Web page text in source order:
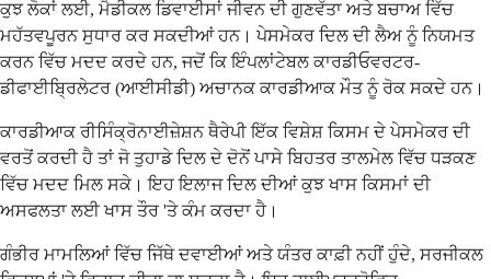
ਕੁਝ ਲੋਕਾਂ ਲਈ, ਮੈਡੀਕਲ ਡਿਵਾਈਸਾਂ ਜੀਵਨ ਦੀ ਗੁਣਵੱਤਾ ਅਤੇ ਬਚਾਅ ਵਿੱਚ
ਮਹੱਤਵਪੂਰਨ ਸੁਧਾਰ ਕਰ ਸਕਦੀਆਂ ਹਨ। ਪੇਸਮੇਕਰ ਦਿਲ ਦੀ ਲੈਅ ਨੂੰ ਨਿਯਮਤ
ਕਰਨ ਵਿੱਚ ਮਦਦ ਕਰਦੇ ਹਨ, ਜਦੋਂ ਕਿ ਇੰਪਲਾਂਟੇਬਲ ਕਾਰਡੀਓਵਰਟਰ-
ਡੀਫਾਈਬ੍ਰਿਲੇਟਰ (ਆਈਸੀਡੀ) ਅਚਾਨਕ ਕਾਰਡੀਆਕ ਮੌਤ ਨੂੰ ਰੋਕ ਸਕਦੇ ਹਨ।
ਕਾਰਡੀਆਕ ਰੀਸਿੰਕ੍ਰੋਨਾਈਜ਼ੇਸ਼ਨ ਥੈਰੇਪੀ ਇੱਕ ਵਿਸ਼ੇਸ਼ ਕਿਸਮ ਦੇ ਪੇਸਮੇਕਰ ਦੀ
ਵਰਤੋਂ ਕਰਦੀ ਹੈ ਤਾਂ ਜੋ ਤੁਹਾਡੇ ਦਿਲ ਦੇ ਦੋਨੋਂ ਪਾਸੇ ਬਿਹਤਰ ਤਾਲਮੇਲ ਵਿੱਚ ਧੜਕਣ
ਵਿੱਚ ਮਦਦ ਮਿਲ ਸਕੇ। ਇਹ ਇਲਾਜ ਦਿਲ ਦੀਆਂ ਕੁਝ ਖਾਸ ਕਿਸਮਾਂ ਦੀ
ਅਸਫਲਤਾ ਲਈ ਖਾਸ ਤੌਰ 'ਤੇ ਕੰਮ ਕਰਦਾ ਹੈ।
ਗੰਭੀਰ ਮਾਮਲਿਆਂ ਵਿੱਚ ਜਿੱਥੇ ਦਵਾਈਆਂ ਅਤੇ ਯੰਤਰ ਕਾਫ਼ੀ ਨਹੀਂ ਹੁੰਦੇ, ਸਰਜੀਕਲ